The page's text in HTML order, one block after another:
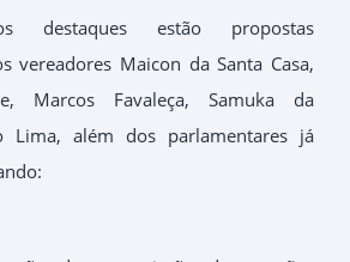
destaques estão propostas
vereadores Maicon da Santa Casa,
Marcos Favaleça, Samuka da
Lima, além dos parlamentares já